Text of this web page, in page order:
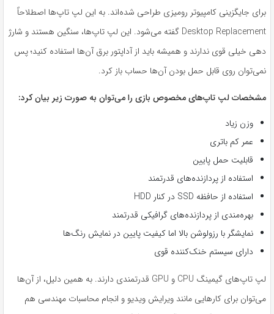
برای جایگزینی کامپیوتر رومیزی طراحی شده‌اند. به این لپ تاپ‌ها اصطلاحاً
Desktop Replacement گفته می‌شود. این لپ تاپ‌ها، سنگین هستند و شارژ
دهی خیلی قوی ندارند و همیشه باید از آداپتور برق آن‌ها استفاده کنید؛ پس
نمی‌توان روی قابل ‌حمل بودن آن‌ها حساب باز کرد.
مشخصات لپ تاپ‌های مخصوص بازی را می‌توان به صورت زیر بیان کرد:
وزن زیاد
عمر کم باتری
قابلیت حمل پایین
استفاده از پردازنده‌های قدرتمند
استفاده از حافظه SSD در کنار HDD
بهره‌مندی از پردازنده‌های گرافیکی قدرتمند
نمایشگر با رزولوشن بالا اما کیفیت پایین در نمایش رنگ‌ها
دارای سیستم‌ خنک‌کننده‌ قوی
لپ تاپ‌های گیمینگ CPU و GPU قدرتمندی دارند. به همین دلیل، از آن‌ها
می‌توان برای کارهایی مانند ویرایش ویدیو و انجام محاسبات مهندسی هم